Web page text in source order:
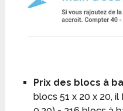
Prix des blocs à
blocs 51 x 20 x 20,